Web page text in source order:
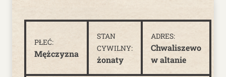
PŁEĆ:
Mężczyzna
STAN
CYWILNY:
żonaty
ADRES:
Chwaliszewo
w altanie